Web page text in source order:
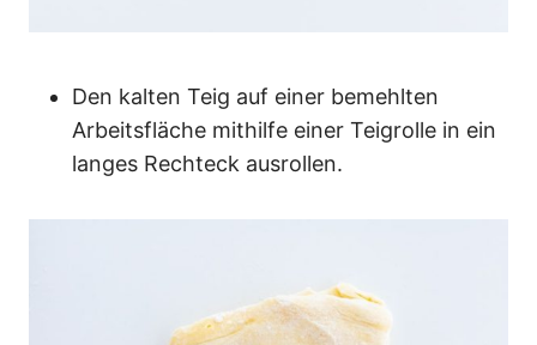
Den kalten Teig auf einer bemehlten
Arbeitsfläche mithilfe einer Teigrolle in ein
langes Rechteck ausrollen.